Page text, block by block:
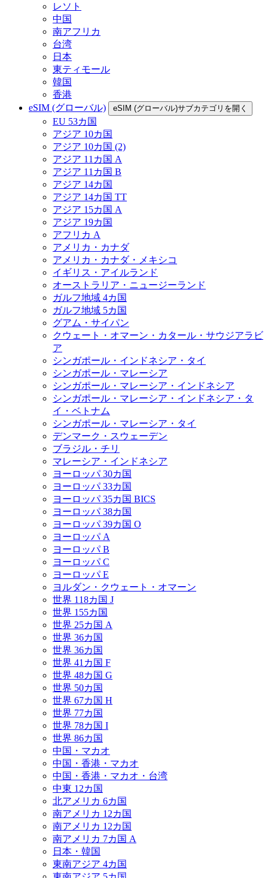
レソト
中国
南アフリカ
台湾
日本
東ティモール
韓国
香港
eSIM (グローバル)
eSIM (グローバル)サブカテゴリを開く
EU 53カ国
アジア 10カ国
アジア 10カ国 (2)
アジア 11カ国 A
アジア 11カ国 B
アジア 14カ国
アジア 14カ国 TT
アジア 15カ国 A
アジア 19カ国
アフリカ A
アメリカ・カナダ
アメリカ・カナダ・メキシコ
イギリス・アイルランド
オーストラリア・ニュージーランド
ガルフ地域 4カ国
ガルフ地域 5カ国
グアム・サイパン
クウェート・オマーン・カタール・サウジアラビ
ア
シンガポール・インドネシア・タイ
シンガポール・マレーシア
シンガポール・マレーシア・インドネシア
シンガポール・マレーシア・インドネシア・タ
イ・ベトナム
シンガポール・マレーシア・タイ
デンマーク・スウェーデン
ブラジル・チリ
マレーシア・インドネシア
ヨーロッパ 30カ国
ヨーロッパ 33カ国
ヨーロッパ 35カ国 BICS
ヨーロッパ 38カ国
ヨーロッパ 39カ国 O
ヨーロッパ A
ヨーロッパ B
ヨーロッパ C
ヨーロッパ E
ヨルダン・クウェート・オマーン
世界 118カ国 J
世界 155カ国
世界 25カ国 A
世界 36カ国
世界 36カ国
世界 41カ国 F
世界 48カ国 G
世界 50カ国
世界 67カ国 H
世界 77カ国
世界 78カ国 I
世界 86カ国
中国・マカオ
中国・香港・マカオ
中国・香港・マカオ・台湾
中東 12カ国
北アメリカ 6カ国
南アメリカ 12カ国
南アメリカ 12カ国
南アメリカ 7カ国 A
日本・韓国
東南アジア 4カ国